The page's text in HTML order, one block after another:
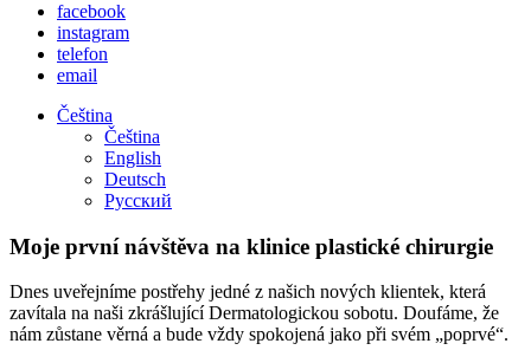
facebook
instagram
telefon
email
Čeština
Čeština
English
Deutsch
Русский
Moje první návštěva na klinice plastické chirurgie
Dnes uveřejníme postřehy jedné z našich nových klientek, která
zavítala na naši zkrášlující Dermatologickou sobotu. Doufáme, že
nám zůstane věrná a bude vždy spokojená jako při svém „poprvé“.